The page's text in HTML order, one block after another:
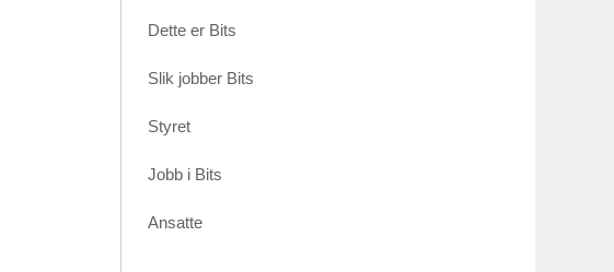
Dette er Bits
Slik jobber Bits
Styret
Jobb i Bits
Ansatte